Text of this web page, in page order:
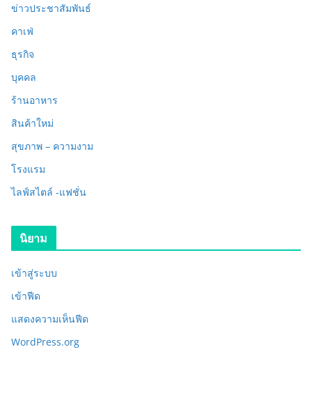
ข่าวประชาสัมพันธ์
คาเฟ่
ธุรกิจ
บุคคล
ร้านอาหาร
สินค้าใหม่
สุขภาพ – ความงาม
โรงแรม
ไลฟ์สไตล์ -แฟชั่น
นิยาม
เข้าสู่ระบบ
เข้าฟีด
แสดงความเห็นฟีด
WordPress.org